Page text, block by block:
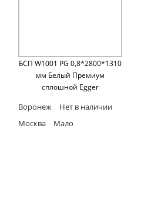
БСП W1001 PG 0,8*2800*1310
мм Белый Премиум
сплошной Egger
Воронеж
Нет в наличии
Москва
Мало